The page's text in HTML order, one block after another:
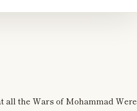
all the Wars of Mohammad Were